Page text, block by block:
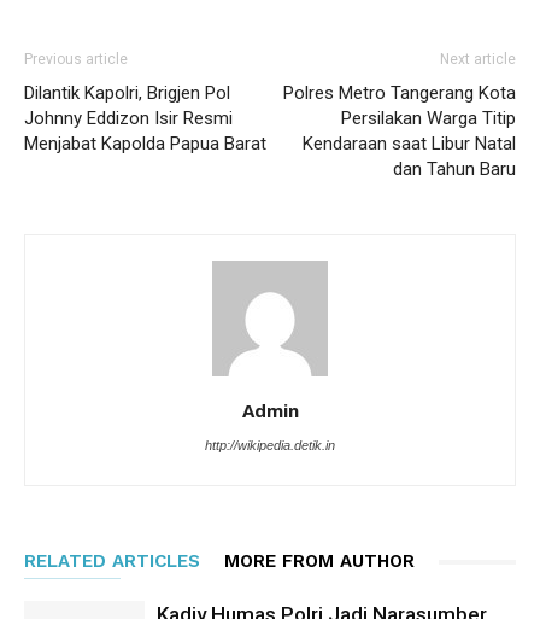
Previous article
Dilantik Kapolri, Brigjen Pol
Johnny Eddizon Isir Resmi
Menjabat Kapolda Papua Barat
Next article
Polres Metro Tangerang Kota
Persilakan Warga Titip
Kendaraan saat Libur Natal
dan Tahun Baru
Admin
http://wikipedia.detik.in
RELATED ARTICLES MORE FROM AUTHOR